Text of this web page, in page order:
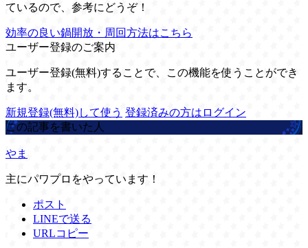
ているので、参考にどうぞ！
効率の良い鍋開放・周回方法はこちら
ユーザー登録のご案内
ユーザー登録(無料)することで、この機能を使うことができ
ます。
新規登録(無料)して使う 登録済みの方はログイン
この記事を書いた人
やま
主にパワプロをやっています！
ポスト
LINEで送る
URLコピー